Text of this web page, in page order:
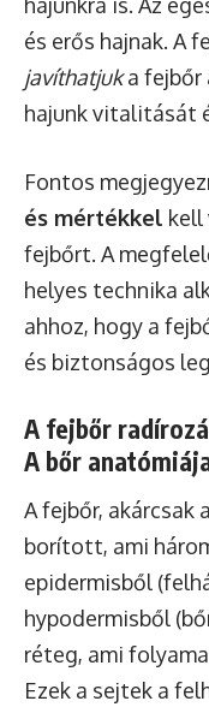
és erős hajnak. A
javíthatjuka fejbőr
hajunk vitalitását
Fontos
és mértékkel kell
fejbőrt. A
helyes technika
ahhoz, hogy a
és biztonságos
A fejbőr
A bőr
A fejbőr, akárcsak
borított, ami
epidermisből
hypodermisből
réteg, ami
Ezek a sejtek a